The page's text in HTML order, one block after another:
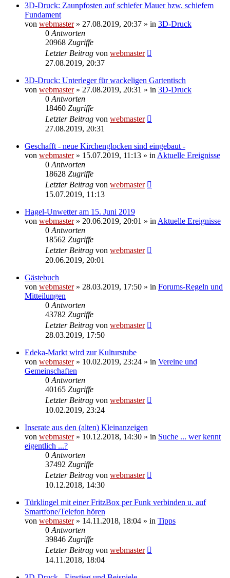
3D-Druck: Zaunpfosten auf schiefer Mauer bzw. schiefem
Fundament
von webmaster» 27.08.2019, 20:37 » in 3D-Druck
0 Antworten
20968 Zugriffe
Letzter Beitrag von webmaster
27.08.2019, 20:37
3D-Druck: Unterleger für wackeligen Gartentisch
von webmaster» 27.08.2019, 20:31 » in 3D-Druck
0 Antworten
18460 Zugriffe
Letzter Beitrag von webmaster
27.08.2019, 20:31
Geschafft - neue Kirchenglocken sind eingebaut -
von webmaster» 15.07.2019, 11:13 » in Aktuelle Ereignisse
0 Antworten
18628 Zugriffe
Letzter Beitrag von webmaster
15.07.2019, 11:13
Hagel-Unwetter am 15. Juni 2019
von webmaster» 20.06.2019, 20:01 » in Aktuelle Ereignisse
0 Antworten
18562 Zugriffe
Letzter Beitrag von webmaster
20.06.2019, 20:01
Gästebuch
von webmaster» 28.03.2019, 17:50 » in Forums-Regeln und
Mitteilungen
0 Antworten
43782 Zugriffe
Letzter Beitrag von webmaster
28.03.2019, 17:50
Edeka-Markt wird zur Kulturstube
von webmaster» 10.02.2019, 23:24 » in Vereine und
Gemeinschaften
0 Antworten
40165 Zugriffe
Letzter Beitrag von webmaster
10.02.2019, 23:24
Inserate aus den (alten) Kleinanzeigen
von webmaster» 10.12.2018, 14:30 » in Suche ... wer kennt
eigentlich ...?
0 Antworten
37492 Zugriffe
Letzter Beitrag von webmaster
10.12.2018, 14:30
Türklingel mit einer FritzBox per Funk verbinden u. auf
Smartfone/Telefon hören
von webmaster» 14.11.2018, 18:04 » in Tipps
0 Antworten
39846 Zugriffe
Letzter Beitrag von webmaster
14.11.2018, 18:04